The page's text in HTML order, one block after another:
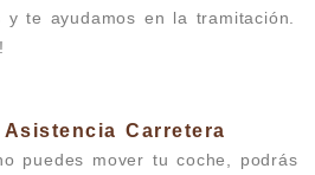
y te ayudamos en la tramitación.
Carretera
puedes mover tu coche, podrás